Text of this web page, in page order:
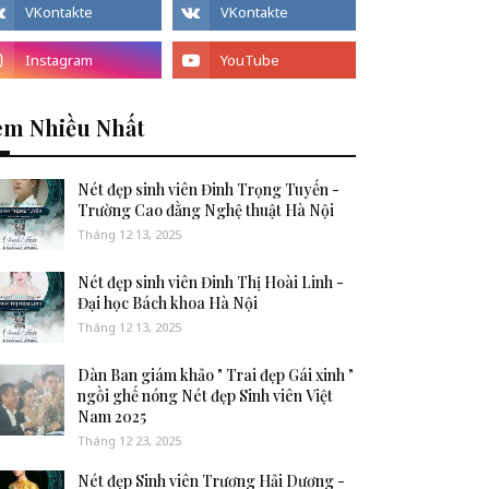
Nhiều Nhất
Nét đẹp sinh viên Đinh Trọng Tuyến -
Trường Cao đằng Nghệ thuật Hà Nội
Tháng 12 13, 2025
Nét đẹp sinh viên Đinh Thị Hoài Linh -
Đại học Bách khoa Hà Nội
Tháng 12 13, 2025
Dàn Ban giám khảo " Trai đẹp Gái xinh "
ngồi ghế nóng Nét đẹp Sinh viên Việt
Nam 2025
Tháng 12 23, 2025
Nét đẹp Sinh viên Trương Hải Dương -